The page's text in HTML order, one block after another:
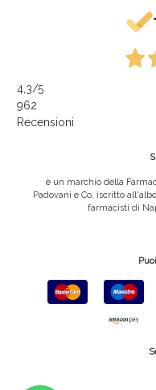
4,3/5
962
Recensioni
è un marchio della
Padovani e Co, iscritto
farmacisti di